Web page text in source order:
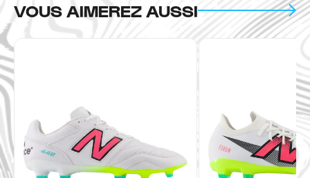
VOUS AIMEREZ AUSSI